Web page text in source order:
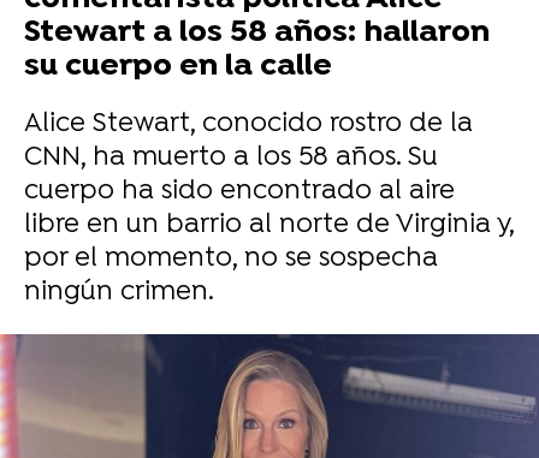
Stewart a los 58 años: hallaron
su cuerpo en la calle
Alice Stewart, conocido rostro de la
CNN, ha muerto a los 58 años. Su
cuerpo ha sido encontrado al aire
libre en un barrio al norte de Virginia y,
por el momento, no se sospecha
ningún crimen.
Foto: Instagram Alice Stewart